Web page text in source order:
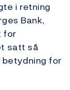
i retning
Bank,
for
satt så
for